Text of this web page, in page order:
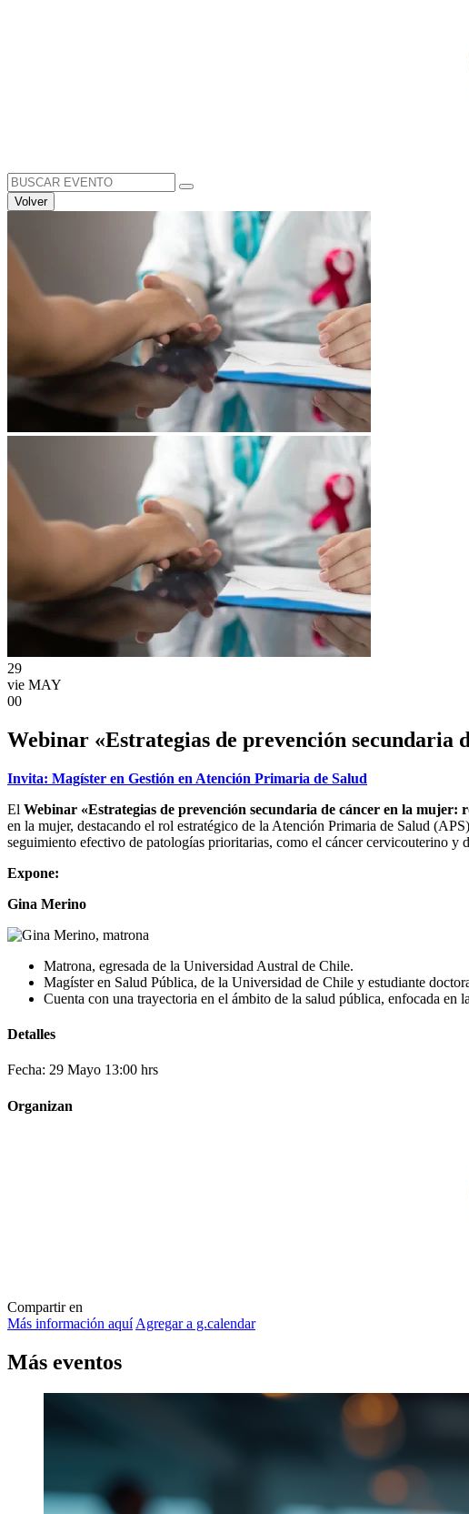
Search
for:
Volver
29
vie MAY
00
Webinar «Estrategias de prevención
Invita: Magíster en Gestión en Atención Primaria de Salud
El Webinar «Estrategias de prevención secundaria de cáncer en la mujer:
en la mujer, destacando el rol estratégico de la Atención Primaria de Salud
seguimiento efectivo de patologías prioritarias, como el cáncer cervicouterino
Expone:
Gina Merino
Matrona, egresada de la Universidad Austral de Chile.
Magíster en Salud Pública, de la Universidad de Chile y estudiante
Cuenta con una trayectoria en el ámbito de la salud pública, enfocada
Detalles
Fecha: 29 Mayo 13:00 hrs
Organizan
Compartir en
Más información aquí Agregar a g.calendar
Más eventos